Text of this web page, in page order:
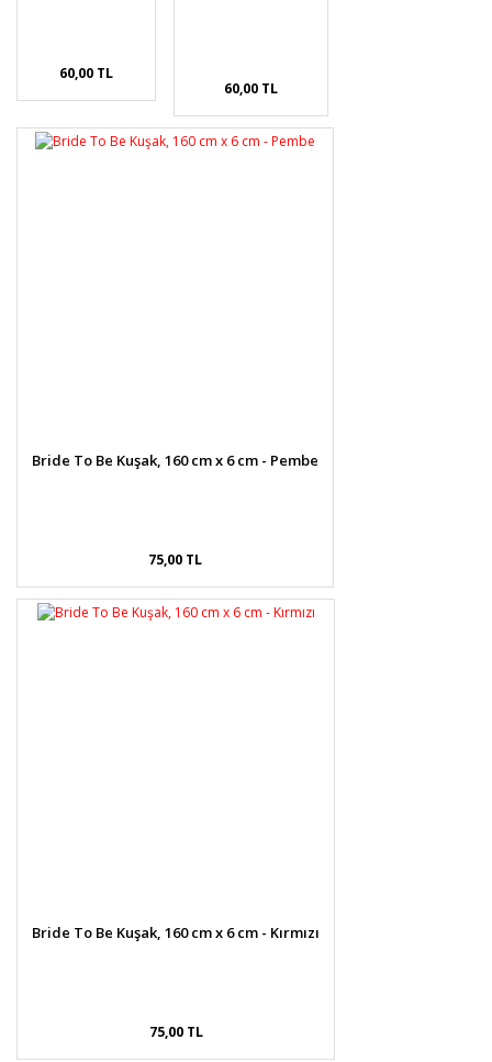
60,00 TL
60,00 TL
Bride To Be Kuşak, 160 cm x 6 cm - Pembe
75,00 TL
Bride To Be Kuşak, 160 cm x 6 cm - Kırmızı
75,00 TL